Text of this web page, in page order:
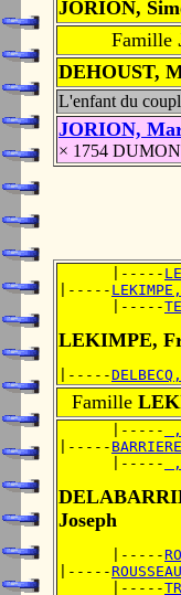
JORION,
Famille
DEHOUST,
L'enfant du
JORION,
× 1754
      |-----
|-----
      |-----
LEKIMPE,
|-----
Famille
      |-----
|-----
      |-----
Joseph
      |-----
|-----
      |-----